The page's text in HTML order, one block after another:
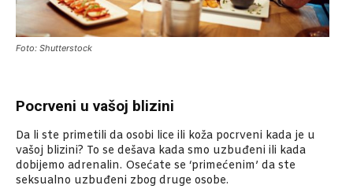
Foto: Shutterstock
Pocrveni u vašoj blizini
Da li ste primetili da osobi lice ili koža pocrveni kada je u
vašoj blizini? To se dešava kada smo uzbuđeni ili kada
dobijemo adrenalin. Osećate se ‘primećenim’ da ste
seksualno uzbuđeni zbog druge osobe.